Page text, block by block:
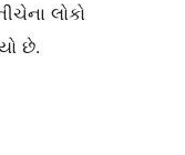
લોકો
છે.